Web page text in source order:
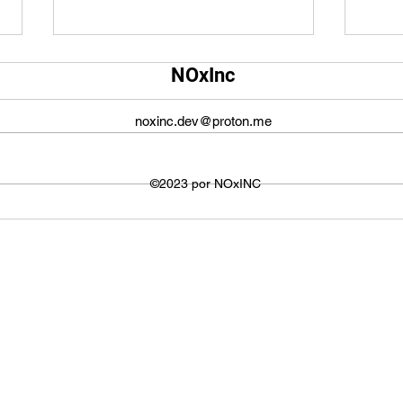
Qual é o tamanho da tela do
O tamanho da tela do YouTube
utilizada para visualizar os
O
de
NOxInc
noxinc.dev@proton.me
©2023 por NOxINC